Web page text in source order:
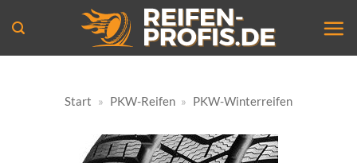
Inhalt
springen
Start » PKW-Reifen » PKW-Winterreifen